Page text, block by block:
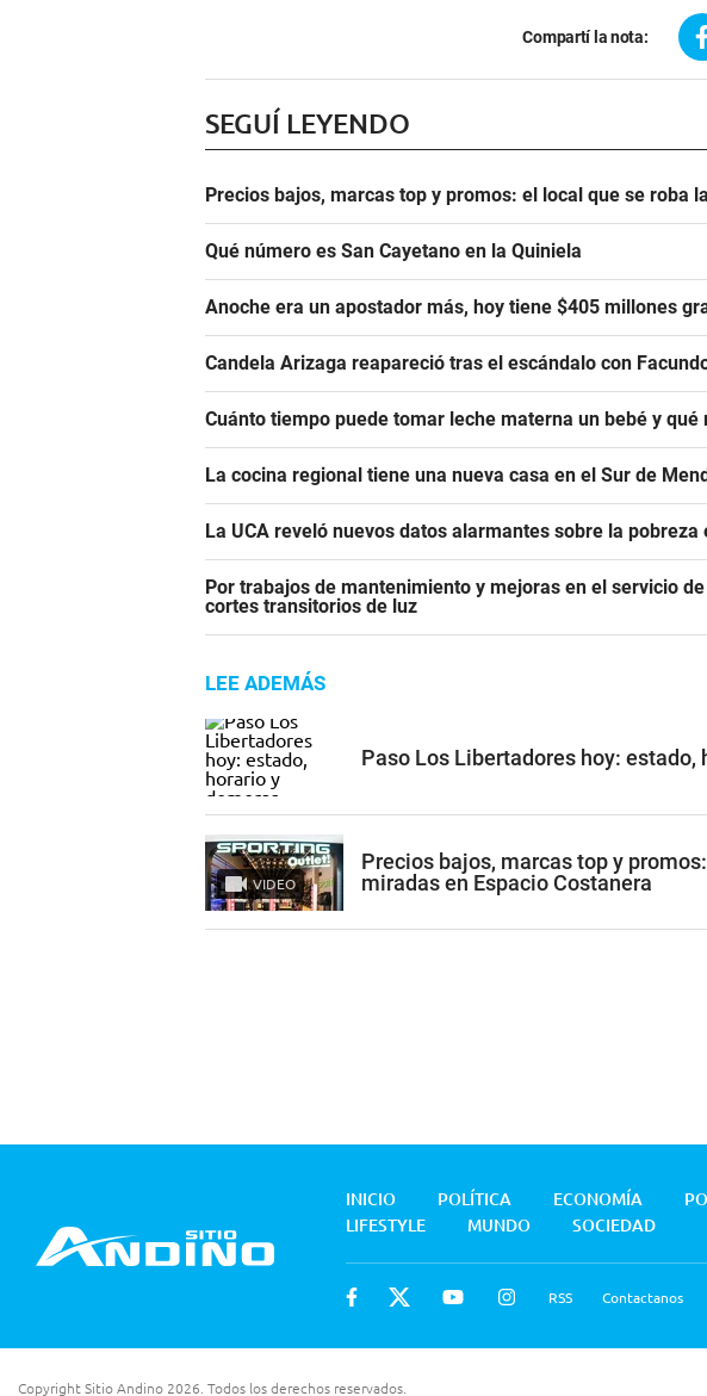
Compartí la nota:
SEGUÍ LEYENDO
Precios bajos, marcas top y promos: el local que se roba
Qué número es San Cayetano en la Quiniela
Anoche era un apostador más, hoy tiene $405 millones
Candela Arizaga reapareció tras el escándalo con
Cuánto tiempo puede tomar leche materna un bebé y
La cocina regional tiene una nueva casa en el Sur de
La UCA reveló nuevos datos alarmantes sobre la pobreza
Por trabajos de mantenimiento y mejoras en el servicio
cortes transitorios de luz
LEE ADEMÁS
Paso Los Libertadores hoy: estado,
VIDEO
Precios bajos, marcas top y
miradas en Espacio Costanera
INICIO POLÍTICA ECONOMÍA
LIFESTYLE
MUNDO SOCIEDAD
RSS Contactanos
Copyright Sitio Andino 2026. Todos los derechos reservados.